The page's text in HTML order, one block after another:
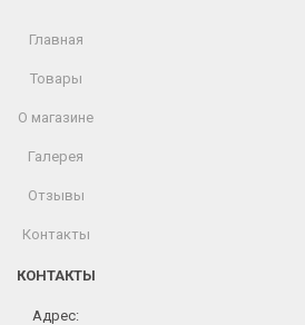
Главная
Товары
О магазине
Галерея
Отзывы
Контакты
КОНТАКТЫ
Адрес: